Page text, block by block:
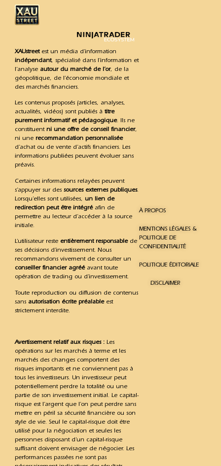
XAUstreetest un média d’information
indépendant, spécialisé dans l’information et
l’analyse autour du marché de l’or, de la
géopolitique, de l’économie mondiale et
des marchés financiers.
Les contenus proposés (articles, analyses,
actualités, vidéos) sont publiés à titre
purement informatif et pédagogique. Ils ne
constituent ni une offre de conseil financier,
ni une recommandation personnalisée
d’achat ou de vente d’actifs financiers. Les
informations publiées peuvent évoluer sans
préavis.
Certaines informations relayées peuvent
s’appuyer sur des sources externes publiques.
Lorsqu’elles sont utilisées, un lien de
redirection peut être intégréafin de
permettre au lecteur d’accéder à la source
initiale.
L’utilisateur reste entièrement responsablede
ses décisions d’investissement. Nous
recommandons vivement de consulter un
conseiller financier agrééavant toute
opération de trading ou d’investissement.
Toute reproduction ou diffusion de contenus
sans autorisation écrite préalableest
strictement interdite.
Avertissement relatif aux risques : Les
opérations sur les marchés à terme et les
marchés des changes comportent des
risques importants et ne conviennent pas à
tous les investisseurs. Un investisseur peut
potentiellement perdre la totalité ou une
partie de son investissement initial. Le capital-
risque est l’argent que l’on peut perdre sans
mettre en péril sa sécurité financière ou son
style de vie. Seul le capital-risque doit être
utilisé pour la négociation et seules les
personnes disposant d’un capital-risque
suffisant doivent envisager de négocier. Les
performances passées ne sont pas
À PROPOS
MENTIONS LÉGALES &
POLITIQUE DE
CONFIDENTIALITÉ
POLITIQUE ÉDITORIALE
DISCLAIMER